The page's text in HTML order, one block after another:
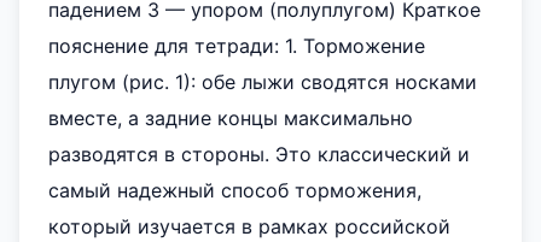
падением 3 — упором (полуплугом) Краткое
пояснение для тетради: 1. Торможение
плугом (рис. 1): обе лыжи сводятся носками
вместе, а задние концы максимально
разводятся в стороны. Это классический и
самый надежный способ торможения,
который изучается в рамках российской